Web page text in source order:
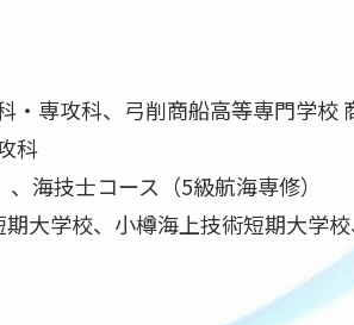
・専攻科、弓削商船高等専門学校
科
海技士コース（5級航海専修）
大学校、小樽海上技術短期大学